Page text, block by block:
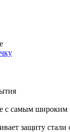
с самым широким
защиту